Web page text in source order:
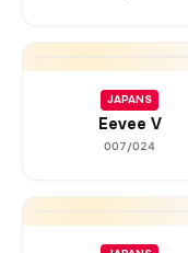
JAPANS
Eevee V
007/024